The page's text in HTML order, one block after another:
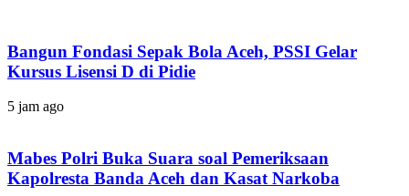
Bangun Fondasi Sepak Bola Aceh, PSSI Gelar
Kursus Lisensi D di Pidie
5 jam ago
Mabes Polri Buka Suara soal Pemeriksaan
Kapolresta Banda Aceh dan Kasat Narkoba